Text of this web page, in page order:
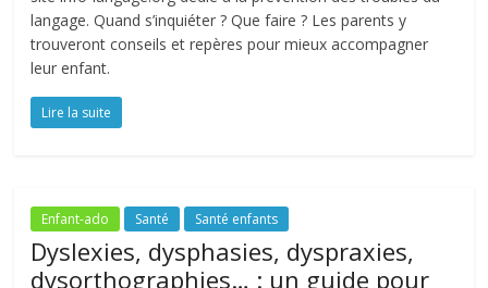
langage. Quand s’inquiéter ? Que faire ? Les parents y
trouveront conseils et repères pour mieux accompagner
leur enfant.
Lire la suite
Enfant-ado Santé Santé enfants
Dyslexies, dysphasies, dyspraxies,
dysorthographies… : un guide pour